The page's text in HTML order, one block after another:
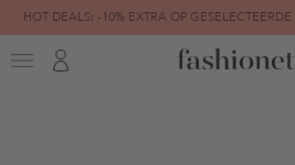
HOT DEALS: -10% EXTRA OP
FINAL SALE | TOT -80%